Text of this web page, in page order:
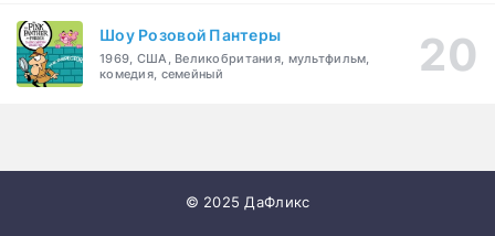
Шоу Розовой Пантеры
1969, США, Великобритания, мультфильм,
комедия, семейный
© 2025 ДаФликс